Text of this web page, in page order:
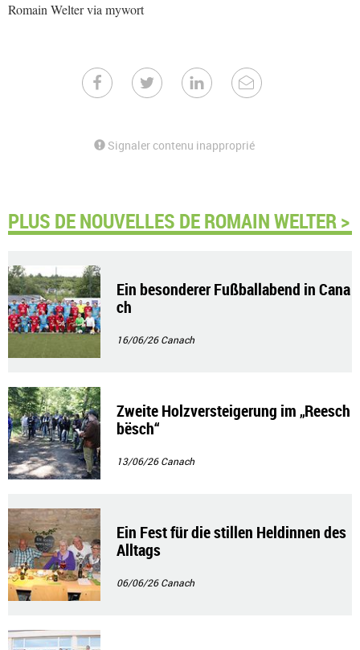
Romain Welter via mywort
Signaler contenu inapproprié
PLUS DE NOUVELLES DE ROMAIN WELTER >
Ein besonderer Fußballabend in Cana
ch
16/06/26Canach
Zweite Holzversteigerung im „Reesch
bësch“
13/06/26Canach
Ein Fest für die stillen Heldinnen des
Alltags
06/06/26Canach